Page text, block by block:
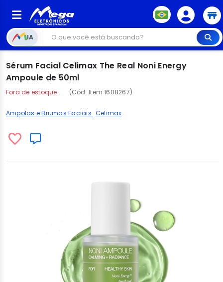
IA
Sérum Facial Celimax The Real Noni Energy
Ampoule de 50ml
Fora de estoque (Cód. Item 1608267)
Ampolas e Brumas Faciais Celimax